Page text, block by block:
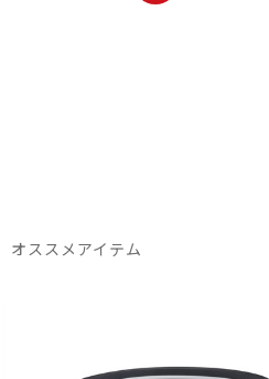
オススメアイテム